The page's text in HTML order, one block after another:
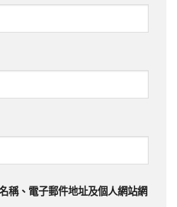
稱、電子郵件地址及個人網站網